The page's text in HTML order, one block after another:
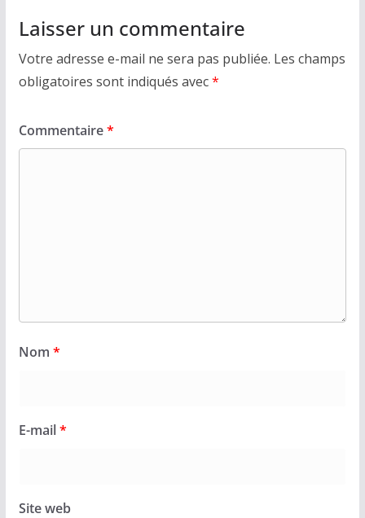
Laisser un commentaire
Votre adresse e-mail ne sera pas publiée. Les champs
obligatoires sont indiqués avec*
Commentaire*
Nom *
E-mail*
Site web